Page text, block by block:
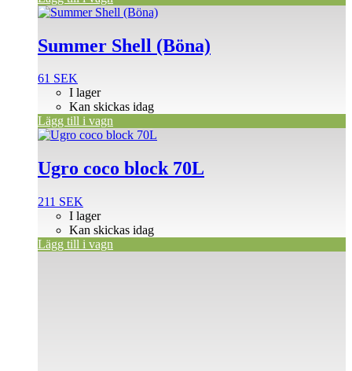
Summer Shell (Böna)
61 SEK
I lager
Kan skickas idag
Lägg till i vagn
Ugro coco block 70L
211 SEK
I lager
Kan skickas idag
Lägg till i vagn